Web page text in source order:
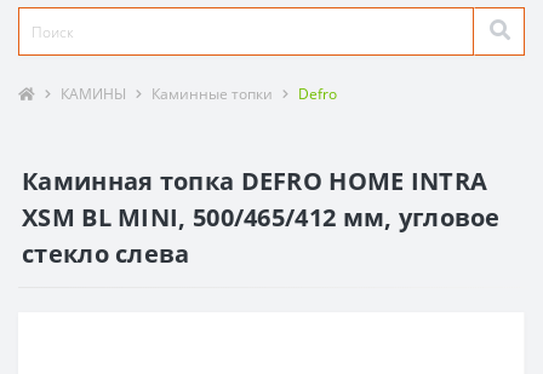
КАМИНЫ Каминные топки Defro
Каминная топка DEFRO HOME INTRA
XSM BL MINI, 500/465/412 мм, угловое
стекло слева